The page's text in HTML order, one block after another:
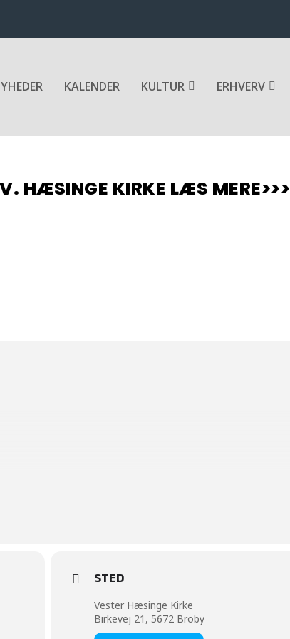
KALENDER KULTUR ERHVERV
HÆSINGE KIRKE LÆS MERE>>>
STED
Vester Hæsinge Kirke
Birkevej 21, 5672 Broby